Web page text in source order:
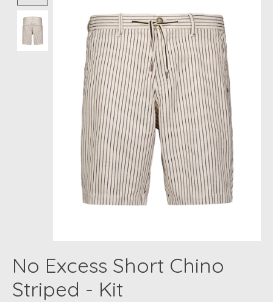
No Excess Short Chino
Striped - Kit